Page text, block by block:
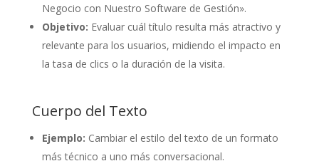
Negocio con Nuestro Software de Gestión».
Objetivo: Evaluar cuál título resulta más atractivo y
relevante para los usuarios, midiendo el impacto en
la tasa de clics o la duración de la visita.
Cuerpo del Texto
Ejemplo: Cambiar el estilo del texto de un formato
más técnico a uno más conversacional.